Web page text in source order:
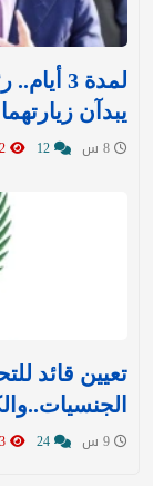
لمدة 3
يبدآن
تعيين قائد